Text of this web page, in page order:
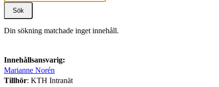
Din sökning matchade inget innehåll.
Innehållsansvarig:
Marianne Norén
Tillhör: KTH Intranät